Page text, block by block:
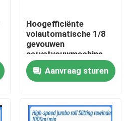
Hoogefficiënte
volautomatische 1/8
gevouwen
servetvouwmachine
met vacuümpomp
Aanvraag sturen